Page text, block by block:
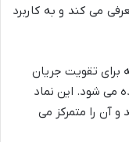
می کند و به کاربرد
برای تقویت جریان
می شود. این نماد
و آن را متمرکز می